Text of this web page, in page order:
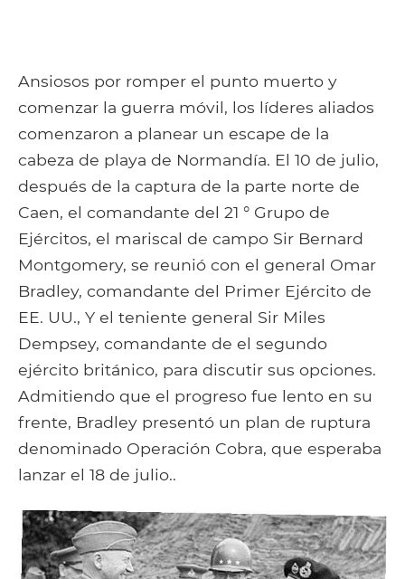
Ansiosos por romper el punto muerto y
comenzar la guerra móvil, los líderes aliados
comenzaron a planear un escape de la
cabeza de playa de Normandía. El 10 de julio,
después de la captura de la parte norte de
Caen, el comandante del 21 ° Grupo de
Ejércitos, el mariscal de campo Sir Bernard
Montgomery, se reunió con el general Omar
Bradley, comandante del Primer Ejército de
EE. UU., Y el teniente general Sir Miles
Dempsey, comandante de el segundo
ejército británico, para discutir sus opciones.
Admitiendo que el progreso fue lento en su
frente, Bradley presentó un plan de ruptura
denominado Operación Cobra, que esperaba
lanzar el 18 de julio..